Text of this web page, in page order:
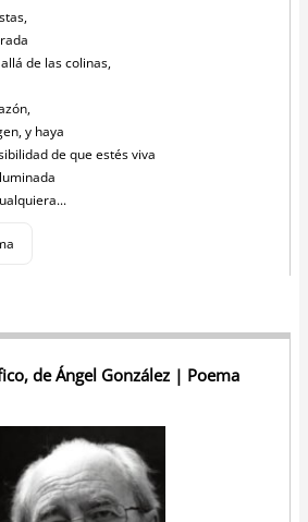
de las colinas,
y haya
de que estés viva
de Ángel González | Poema